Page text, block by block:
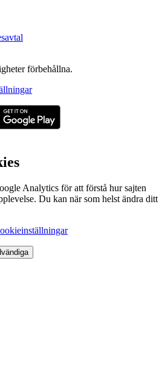
förbehållna.
Analytics för att förstå hur sajten
Du kan när som helst ändra ditt